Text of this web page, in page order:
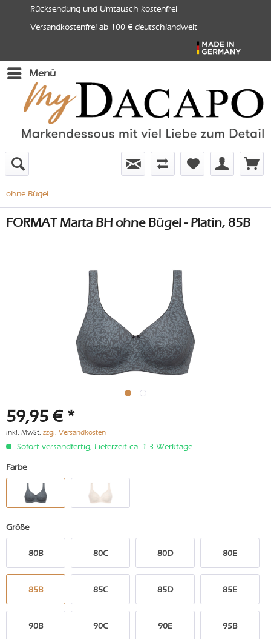
Rücksendung und Umtausch kostenfrei
Versandkostenfrei ab 100 € deutschlandweit
Menü
ohne Bügel
FORMAT Marta BH ohne Bügel - Platin, 85B
59,95 € *
inkl. MwSt. zzgl. Versandkosten
Sofort versandfertig, Lieferzeit ca. 1-3 Werktage
Farbe
Größe
80B 80C 80D 80E
85B 85C 85D 85E
90B 90C 90E 95B